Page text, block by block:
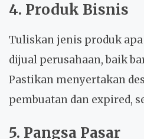
4. Produk Bisnis
Tuliskan jenis produk
dijual perusahaan, baik
Pastikan menyertakan
pembuatan dan expired,
5. Pangsa Pasar